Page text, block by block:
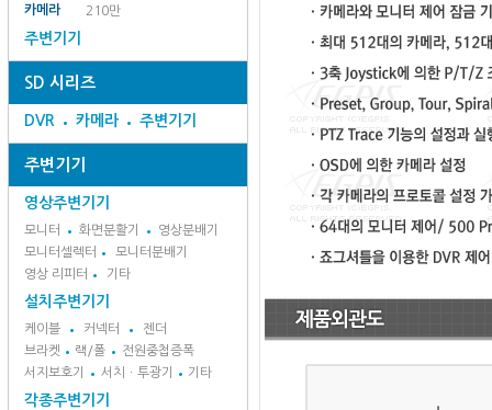
카메라
210만
주변기기
SD 시리즈
DVR 카메라 주변기기
주변기기
영상주변기기
모니터 화면분활기
영상분배기
모니터셀렉터
모니터분배기
영상 리피터
기타
설치주변기기
케이블 커넥터
젠더
브라켓
랙/폴
전원중첩증폭
서지보호기
서치ㆍ투광기 기타
각종주변기기